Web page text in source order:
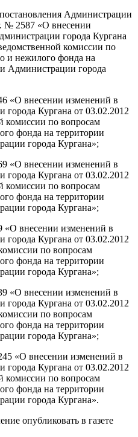
Администрации
№ 2587 «О внесении
города Кургана
комиссии по
и нежилого фонда на
Администрации города
«О внесении изменений в
Кургана от 03.02.2012
комиссии по вопросам
фонда на территории
города Кургана»;
«О внесении изменений в
Кургана от 03.02.2012
комиссии по вопросам
фонда на территории
города Кургана»;
«О внесении изменений в
Кургана от 03.02.2012
по вопросам
фонда на территории
города Кургана»;
«О внесении изменений в
Кургана от 03.02.2012
по вопросам
фонда на территории
города Кургана»;
«О внесении изменений в
Кургана от 03.02.2012
комиссии по вопросам
фонда на территории
города Кургана».
опубликовать в газете